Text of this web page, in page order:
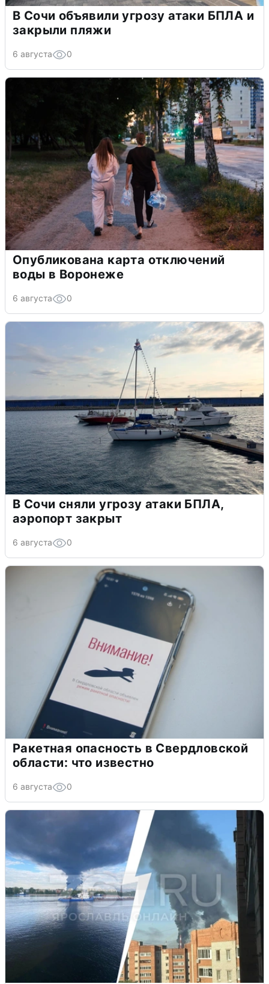
В Сочи объявили угрозу атаки БПЛА и
закрыли пляжи
6 августа 0
Опубликована карта отключений
воды в Воронеже
6 августа 0
В Сочи сняли угрозу атаки БПЛА,
аэропорт закрыт
6 августа 0
Ракетная опасность в Свердловской
области: что известно
6 августа 0